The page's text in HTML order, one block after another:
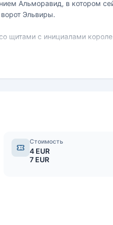
Альморавид, в котором
Эльвиры.
с инициалами
мастером Луисом Кабелло,
Стоимость
4 EUR
7 EUR